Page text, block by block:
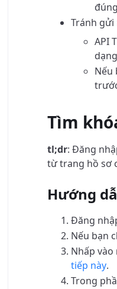
Tránh gửi
API
Nếu
Tìm
tl;dr: Đăng
từ trang hồ sơ
Hướng
Đăng
Nếu bạn
Nhấp
tiếp này.
Trong